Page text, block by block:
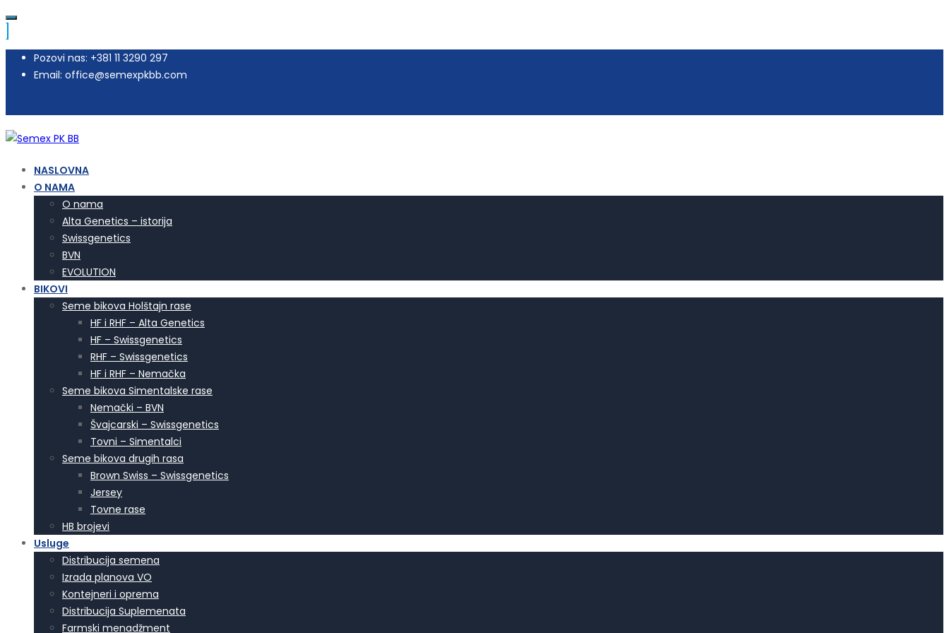
Pozovi nas: +381 11 3290 297
Email: office@semexpkbb.com
NASLOVNA
O NAMA
O nama
Alta Genetics – istorija
Swissgenetics
BVN
EVOLUTION
BIKOVI
Seme bikova Holštajn rase
HF i RHF – Alta Genetics
HF – Swissgenetics
RHF – Swissgenetics
HF i RHF – Nemačka
Seme bikova Simentalske rase
Nemački – BVN
Švajcarski – Swissgenetics
Tovni – Simentalci
Seme bikova drugih rasa
Brown Swiss – Swissgenetics
Jersey
Tovne rase
HB brojevi
Usluge
Distribucija semena
Izrada planova VO
Kontejneri i oprema
Distribucija Suplemenata
Farmski menadžment